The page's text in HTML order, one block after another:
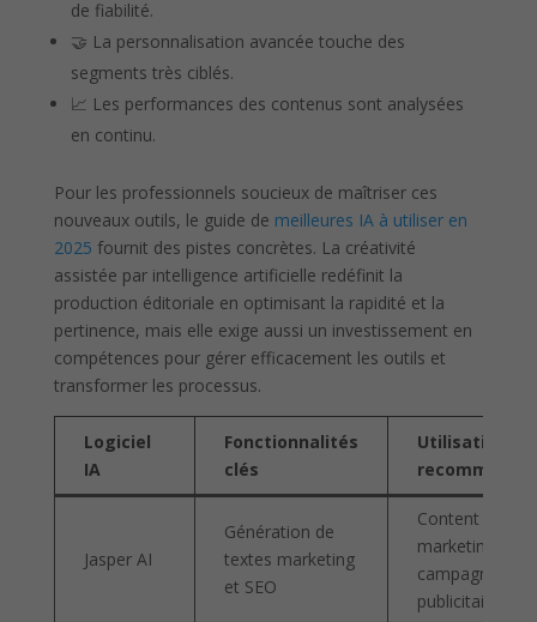
de fiabilité.
🤝 La personnalisation avancée touche des
segments très ciblés.
📈 Les performances des contenus sont analysées
en continu.
Pour les professionnels soucieux de maîtriser ces
nouveaux outils, le guide de meilleures IA à utiliser en
2025 fournit des pistes concrètes. La créativité
assistée par intelligence artificielle redéfinit la
production éditoriale en optimisant la rapidité et la
pertinence, mais elle exige aussi un investissement en
compétences pour gérer efficacement les outils et
transformer les processus.
Logiciel
IA
Fonctionnalités
clés
Utilisation
Jasper AI
Génération de
textes marketing
et SEO
Content
marketing et
campagnes
publicitaires